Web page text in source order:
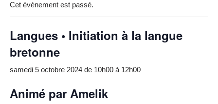
Cet évènement est passé.
Langues • Initiation à la langue
bretonne
samedi 5 octobre 2024 de 10h00 à 12h00
Animé par Amelik